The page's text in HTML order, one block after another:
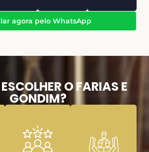
agora pelo WhatsApp
O FARIAS E
GONDIM?